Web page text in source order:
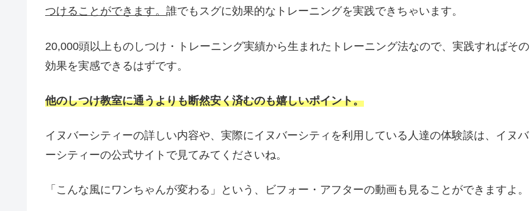
つけることができます。 誰でもスグに効果的なトレーニングを実践できちゃいます。
20,000頭以上ものしつけ・トレーニング実績から生まれたトレーニング法なので、実践すればその
効果を実感できるはずです。
他のしつけ教室に通うよりも断然安く済むのも嬉しいポイント。
イヌバーシティーの詳しい内容や、実際にイヌバーシティを利用している人達の体験談は、イヌバ
ーシティーの公式サイトで見てみてくださいね。
「こんな風にワンちゃんが変わる」という、ビフォー・アフターの動画も見ることができますよ。